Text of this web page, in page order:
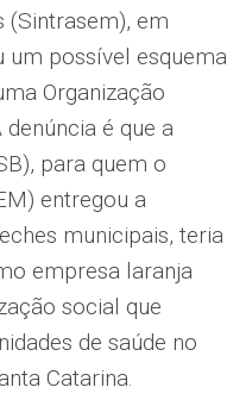
(Sintrasem), em
um possível esquema
Organização
é que a
para quem o
entregou a
municipais, teria
empresa laranja
social que
de saúde no
Catarina.